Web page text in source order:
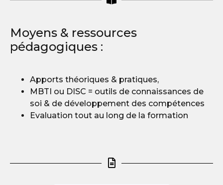
Moyens & ressources
pédagogiques :
Apports théoriques & pratiques,
MBTI ou DISC = outils de connaissances de
soi & de développement des compétences
Evaluation tout au long de la formation